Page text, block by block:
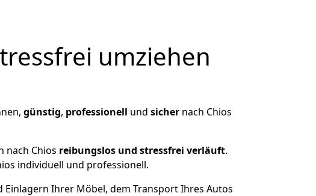
umziehen
günstig, professionell und sicher nach Chios
nach Chios reibungslos und stressfrei verläuft.
individuell und professionell.
Einlagern Ihrer Möbel, dem Transport Ihres Autos